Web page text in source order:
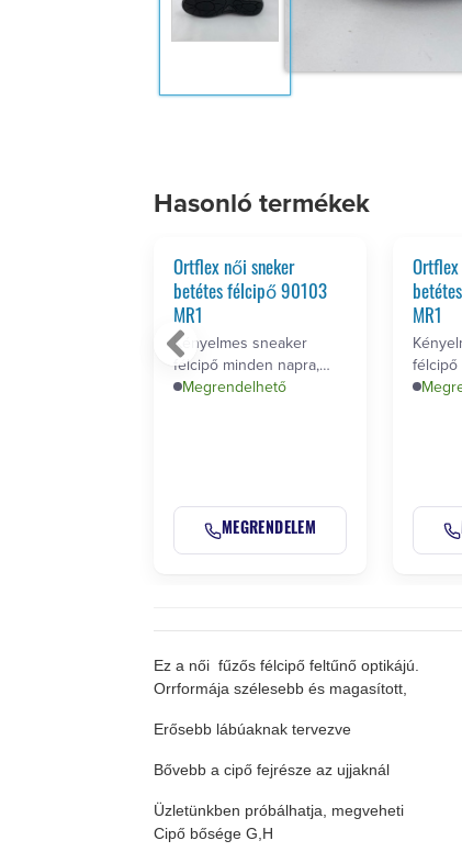
Hasonló termékek
Ortflex női sneker
betétes félcipő 90103
MR1
Kényelmes sneaker
félcipő minden napra,
egyéni méretre, privát …
Megrendelhető
MEGRENDELEM
MR1
félcipő
egyéni
Ez a női fűzős félcipő feltűnő optikájú.
Orrformája szélesebb és magasított,
Erősebb lábúaknak tervezve
Bővebb a cipő fejrésze az ujjaknál
Üzletünkben próbálhatja, megveheti
Cipő bősége G,H